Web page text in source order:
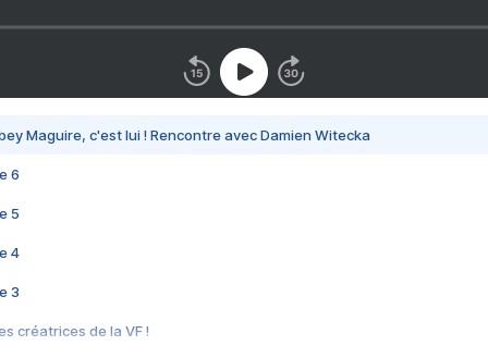
Maguire, c'est lui ! Rencontre avec Damien Witecka
6
5
4
3
créatrices de la VF !